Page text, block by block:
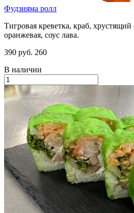
Фудзияма ролл
Тигровая креветка, краб, хрустящий
оранжевая, соус лава.
390 руб. 260
В наличии